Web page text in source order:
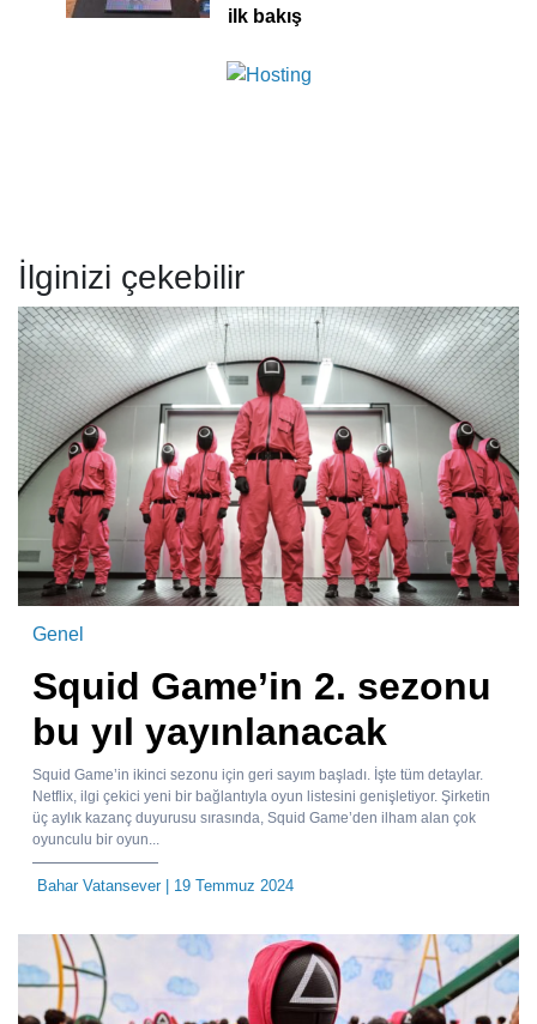
ilk bakış
İlginizi çekebilir
Genel
Squid Game’in 2. sezonu
bu yıl yayınlanacak
Squid Game’in ikinci sezonu için geri sayım başladı. İşte tüm detaylar.
Netflix, ilgi çekici yeni bir bağlantıyla oyun listesini genişletiyor. Şirketin
üç aylık kazanç duyurusu sırasında, Squid Game’den ilham alan çok
oyunculu bir oyun...
Bahar Vatansever| 19 Temmuz 2024